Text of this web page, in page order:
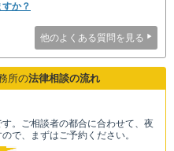
か？
他のよくある質問を見る
所の法律相談の流れ
す。ご相談者の都合に合わせて、夜
で、まずはご予約ください。